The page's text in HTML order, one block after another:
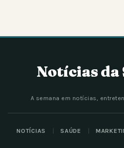
Notícias da
A semana em notícias,
NOTÍCIAS SAÚDE